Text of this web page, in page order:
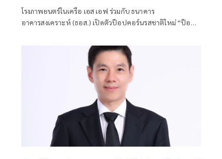
โรงภาพยนตร์ในเครือ เอส เอฟ ร่วมกับ ธนาคาร
อาคารสงเคราะห์ (ธอส.) เปิดตัวป๊อปคอร์นรสชาติใหม่ “ป๊อป
ไลฟ์สไตล์ความบันเทิง ของคนรุ่นใหม่อย่างลงตัว